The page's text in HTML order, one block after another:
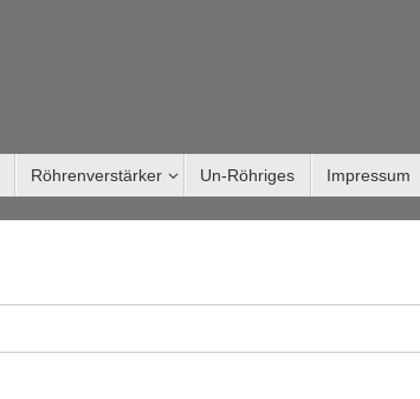
Röhrenverstärker Un-Röhriges Impressum